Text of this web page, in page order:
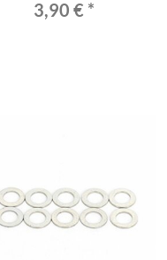
3,90 € *